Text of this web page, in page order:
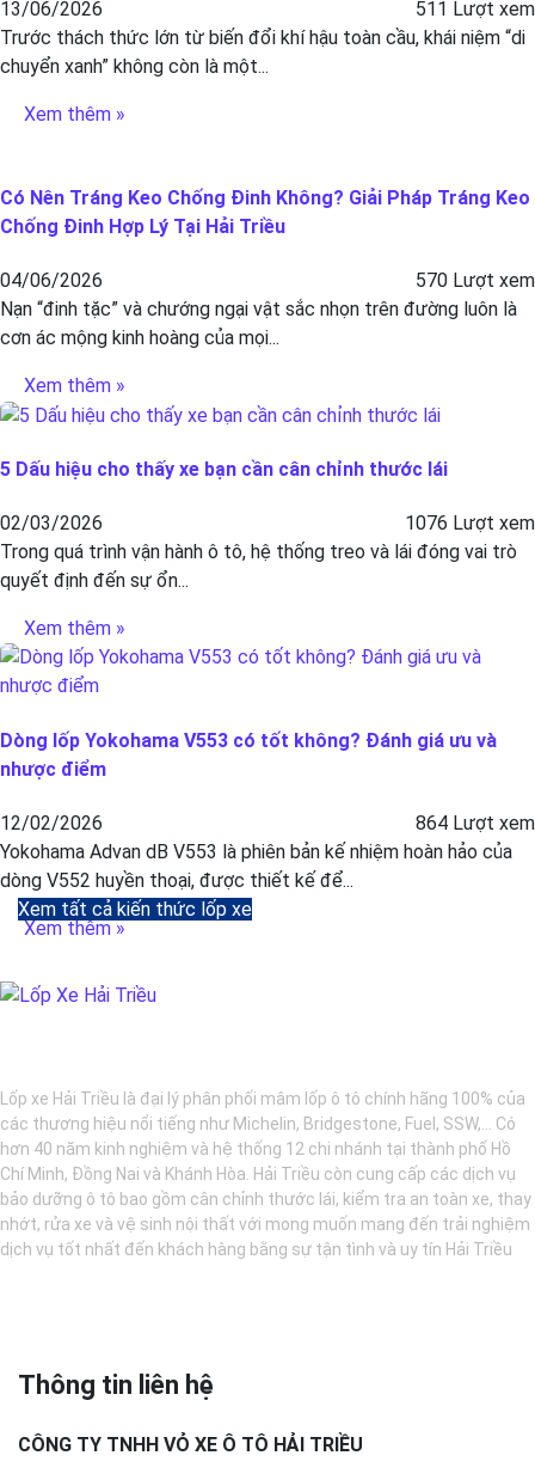
13/06/2026
511 Lượt xem
Trước thách thức lớn từ biến đổi khí hậu toàn cầu, khái niệm “di
chuyển xanh” không còn là một...
Xem thêm »
Có Nên Tráng Keo Chống Đinh Không? Giải Pháp Tráng Keo
Chống Đinh Hợp Lý Tại Hải Triều
04/06/2026
570 Lượt xem
Nạn “đinh tặc” và chướng ngại vật sắc nhọn trên đường luôn là
cơn ác mộng kinh hoàng của mọi...
Xem thêm »
5 Dấu hiệu cho thấy xe bạn cần cân chỉnh thước lái
02/03/2026
1076 Lượt xem
Trong quá trình vận hành ô tô, hệ thống treo và lái đóng vai trò
quyết định đến sự ổn...
Xem thêm »
Dòng lốp Yokohama V553 có tốt không? Đánh giá ưu và
nhược điểm
12/02/2026
864 Lượt xem
Yokohama Advan dB V553 là phiên bản kế nhiệm hoàn hảo của
dòng V552 huyền thoại, được thiết kế để...
Xem thêm »
Xem tất cả kiến thức lốp xe
Lốp xe Hải Triều là đại lý phân phối mâm lốp ô tô chính hãng 100% của
các thương hiệu nổi tiếng như Michelin, Bridgestone, Fuel, SSW,... Có
hơn 40 năm kinh nghiệm và hệ thống 12 chi nhánh tại thành phố Hồ
Chí Minh, Đồng Nai và Khánh Hòa. Hải Triều còn cung cấp các dịch vụ
bảo dưỡng ô tô bao gồm cân chỉnh thước lái, kiểm tra an toàn xe, thay
nhớt, rửa xe và vệ sinh nội thất với mong muốn mang đến trải nghiệm
dịch vụ tốt nhất đến khách hàng bằng sự tận tình và uy tín Hải Triều
Thông tin liên hệ
CÔNG TY TNHH VỎ XE Ô TÔ HẢI TRIỀU